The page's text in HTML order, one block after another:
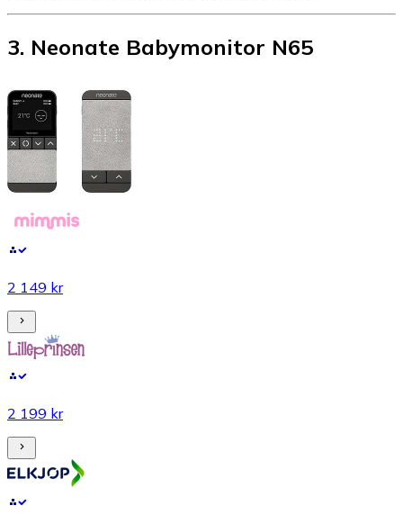
3. Neonate Babymonitor N65
2 149 kr
2 199 kr